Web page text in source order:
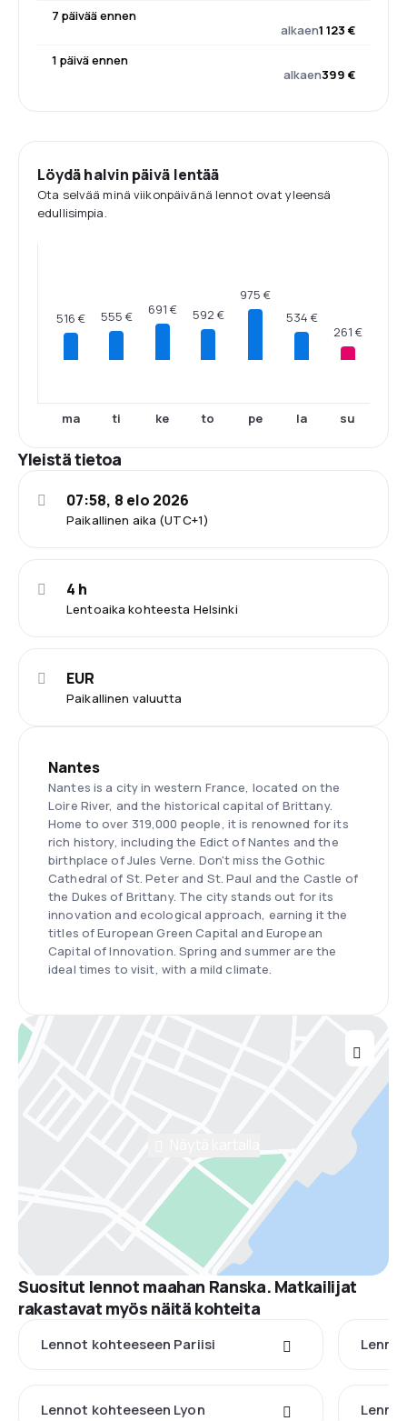
7 päivää ennen
alkaen1 123 €
1 päivä ennen
alkaen399 €
Löydä halvin päivä lentää
Ota selvää minä viikonpäivänä lennot ovat yleensä
edullisimpia.
516 €
ma
555 €
ti
691 €
ke
592 €
to
975 €
pe
534 €
la
261 €
su
Yleistä tietoa
Paikallinen aika (UTC+1)
07:58, 8 elo 2026
Lentoaika kohteesta Helsinki
4 h
Paikallinen valuutta
EUR
Nantes
Nantes is a city in western France, located on the
Loire River, and the historical capital of Brittany.
Home to over 319,000 people, it is renowned for its
rich history, including the Edict of Nantes and the
birthplace of Jules Verne. Don't miss the Gothic
Cathedral of St. Peter and St. Paul and the Castle of
the Dukes of Brittany. The city stands out for its
innovation and ecological approach, earning it the
titles of European Green Capital and European
Capital of Innovation. Spring and summer are the
ideal times to visit, with a mild climate.
Suositut lennot maahan Ranska. Matkailijat
rakastavat myös näitä kohteita
Lennot kohteeseen Pariisi
Lennot kohteeseen Lyon